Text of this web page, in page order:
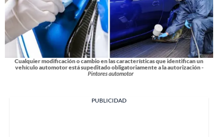
Cualquier modificación o cambio en las características que identifican un
vehículo automotor está supeditado obligatoriamente a la autorización -
Pintores automotor
PUBLICIDAD